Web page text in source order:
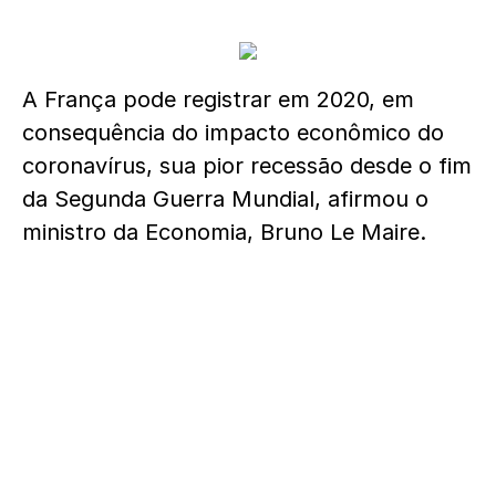
A França pode registrar em 2020, em
consequência do impacto econômico do
coronavírus, sua pior recessão desde o fim
da Segunda Guerra Mundial, afirmou o
ministro da Economia, Bruno Le Maire.